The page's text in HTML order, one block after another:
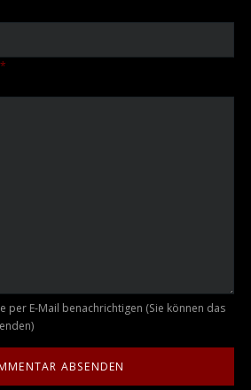
*
per E-Mail benachrichtigen (Sie können das